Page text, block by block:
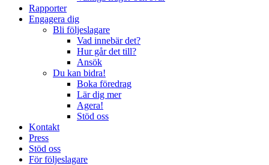
Rapporter
Engagera dig
Bli följeslagare
Vad innebär det?
Hur går det till?
Ansök
Du kan bidra!
Boka föredrag
Lär dig mer
Agera!
Stöd oss
Kontakt
Press
Stöd oss
För följeslagare